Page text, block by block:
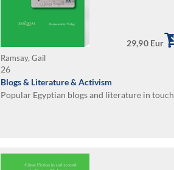
29,90 Eur
Ramsay, Gail
26
Blogs & Literature & Activism
Popular Egyptian blogs and literature in touch